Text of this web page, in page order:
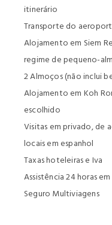
itinerário
Transporte do
Alojamento em Siem
regime de pequeno-
2 Almoços (não inclui
Alojamento em Koh
escolhido
Visitas em privado, de
locais em espanhol
Taxas hoteleiras e Iva
Assistência 24 horas
Seguro Multiviagens